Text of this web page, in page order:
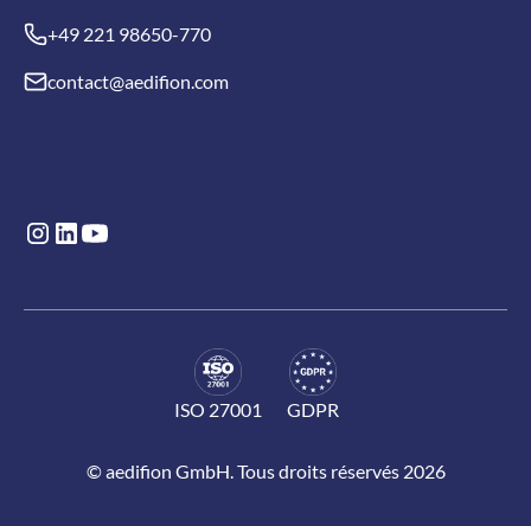
+49 221 98650-770
contact@aedifion.com
© aedifion GmbH. Tous droits réservés 2026
ISO 27001 GDPR